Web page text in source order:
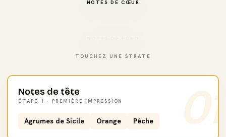
NOTES DE CŒUR
TOUCHEZ UNE STRATE
01
Notes de tête
ÉTAPE 1 · PREMIÈRE IMPRESSION
Agrumes de Sicile Orange Pêche